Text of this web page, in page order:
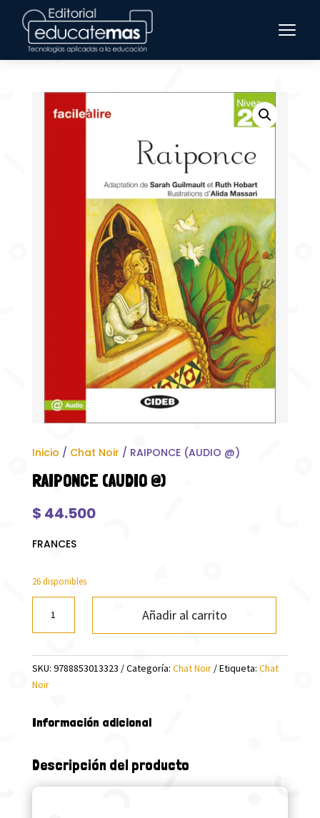
Inicio / Chat Noir / RAIPONCE (AUDIO @)
RAIPONCE (AUDIO @)
$ 44.500
FRANCES
26 disponibles
(AUDIO
@)
cantidad
Añadir al carrito
SKU: 9788853013323 Categoría: Chat Noir Etiqueta: Chat
Noir
Información adicional
Descripción del producto